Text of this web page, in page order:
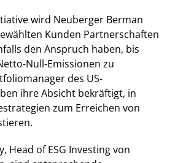
wird Neuberger Berman
Kunden Partnerschaften
den Anspruch haben, bis
Null-Emissionen zu
des US-
ihre Absicht bekräftigt, in
zum Erreichen von
Head of ESG Investing von